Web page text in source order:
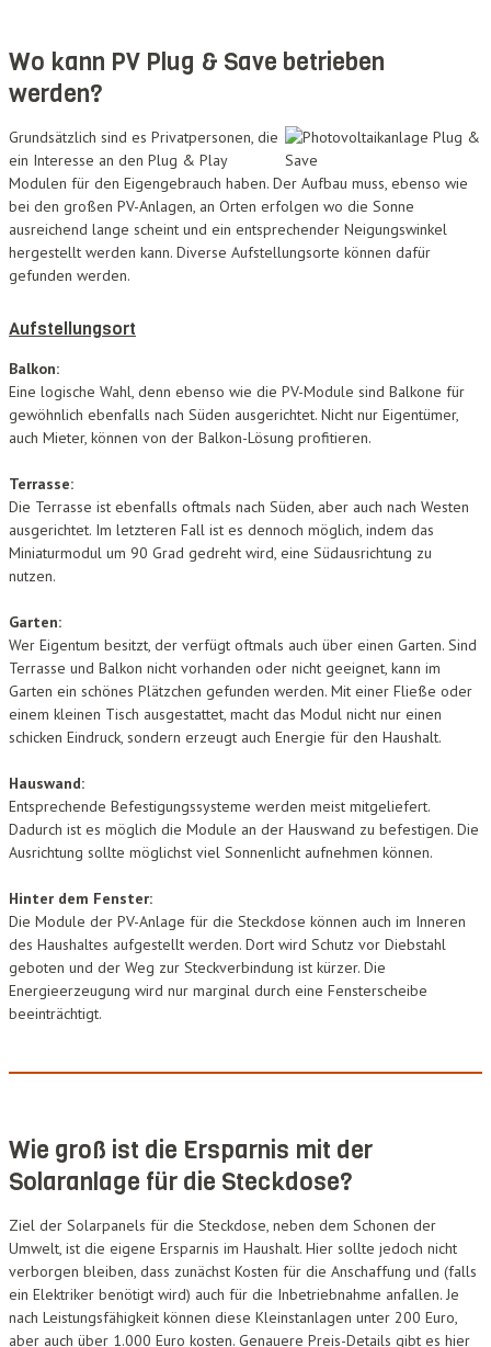
Wo kann PV Plug & Save betrieben
werden?
Grundsätzlich sind es Privatpersonen, die
ein Interesse an den Plug & Play
Modulen für den Eigengebrauch haben. Der Aufbau muss, ebenso wie
bei den großen PV-Anlagen, an Orten erfolgen wo die Sonne
ausreichend lange scheint und ein entsprechender Neigungswinkel
hergestellt werden kann. Diverse Aufstellungsorte können dafür
gefunden werden.
Aufstellungsort
Balkon:
Eine logische Wahl, denn ebenso wie die PV-Module sind Balkone für
gewöhnlich ebenfalls nach Süden ausgerichtet. Nicht nur Eigentümer,
auch Mieter, können von der Balkon-Lösung profitieren.
Terrasse:
Die Terrasse ist ebenfalls oftmals nach Süden, aber auch nach Westen
ausgerichtet. Im letzteren Fall ist es dennoch möglich, indem das
Miniaturmodul um 90 Grad gedreht wird, eine Südausrichtung zu
nutzen.
Garten:
Wer Eigentum besitzt, der verfügt oftmals auch über einen Garten. Sind
Terrasse und Balkon nicht vorhanden oder nicht geeignet, kann im
Garten ein schönes Plätzchen gefunden werden. Mit einer Fließe oder
einem kleinen Tisch ausgestattet, macht das Modul nicht nur einen
schicken Eindruck, sondern erzeugt auch Energie für den Haushalt.
Hauswand:
Entsprechende Befestigungssysteme werden meist mitgeliefert.
Dadurch ist es möglich die Module an der Hauswand zu befestigen. Die
Ausrichtung sollte möglichst viel Sonnenlicht aufnehmen können.
Hinter dem Fenster:
Die Module der PV-Anlage für die Steckdose können auch im Inneren
des Haushaltes aufgestellt werden. Dort wird Schutz vor Diebstahl
geboten und der Weg zur Steckverbindung ist kürzer. Die
Energieerzeugung wird nur marginal durch eine Fensterscheibe
beeinträchtigt.
Wie groß ist die Ersparnis mit der
Solaranlage für die Steckdose?
Ziel der Solarpanels für die Steckdose, neben dem Schonen der
Umwelt, ist die eigene Ersparnis im Haushalt. Hier sollte jedoch nicht
verborgen bleiben, dass zunächst Kosten für die Anschaffung und (falls
ein Elektriker benötigt wird) auch für die Inbetriebnahme anfallen. Je
nach Leistungsfähigkeit können diese Kleinstanlagen unter 200 Euro,
aber auch über 1.000 Euro kosten. Genauere Preis-Details gibt es hier